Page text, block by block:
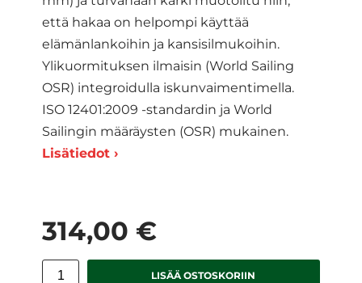
että hakaa on helpompi käyttää
elämänlankoihin ja kansisilmukoihin.
Ylikuormituksen ilmaisin (World Sailing
OSR) integroidulla iskunvaimentimella.
ISO 12401:2009 -standardin ja World
Sailingin määräysten (OSR) mukainen.
Lisätiedot ›
314,00 €
LISÄÄ OSTOSKORIIN